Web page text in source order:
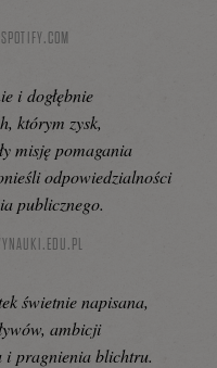
i dogłębnie
którym zysk,
misję pomagania
odpowiedzialności
publicznego.
świetnie napisana,
ambicji
i pragnienia blichtru.